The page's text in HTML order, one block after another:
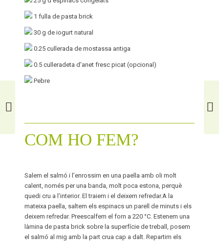
1 fulla de pasta brick
30 g de iogurt natural
0.25 cullerada de mostassa antiga
0.5 culleradeta d'anet fresc picat (opcional)
Pebre
COM HO FEM?
Salem el salmó i l’enrossim en una paella amb oli molt
calent, només per una banda, molt poca estona, perquè
quedi cru a l’interior. El traiem i el deixem refredar.A la
mateixa paella, saltem els espinacs un parell de minuts i els
deixem refredar. Preescalfem el forn a 220 °C. Estenem una
làmina de pasta brick sobre la superfície de treball, posem
el salmó al mig amb la part crua cap a dalt. Repartim els